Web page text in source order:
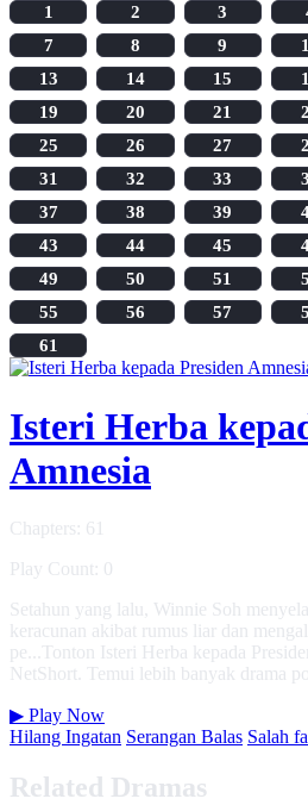
1
2 3
7
8 9
13
14 15
19
20 21
25
26 27
31
32 33
37
38 39
43
44 45
49
50 51
55
56 57
61
Isteri Herba
Amnesia
Chapters: 61
Play Count: 0
Setahun yang lalu, Winnie Soh
keracunan akibat rumus liar dan
pe...Tonton Isteri Herba kepada
NetShort. Temui lebih banyak drama
▶ Play Now
Hilang Ingatan Serangan Balas Salah
Related Dramas